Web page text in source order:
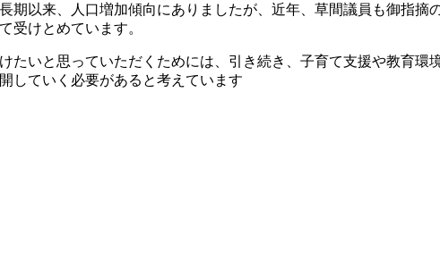
期以来、人口増加傾向にありましたが、近年、草間議員も御指摘
受けとめています。
たいと思っていただくためには、引き続き、子育て支援や教育環
していく必要があると考えています